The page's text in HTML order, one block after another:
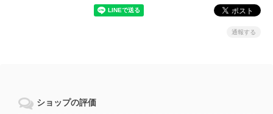
通報する
ショップの評価